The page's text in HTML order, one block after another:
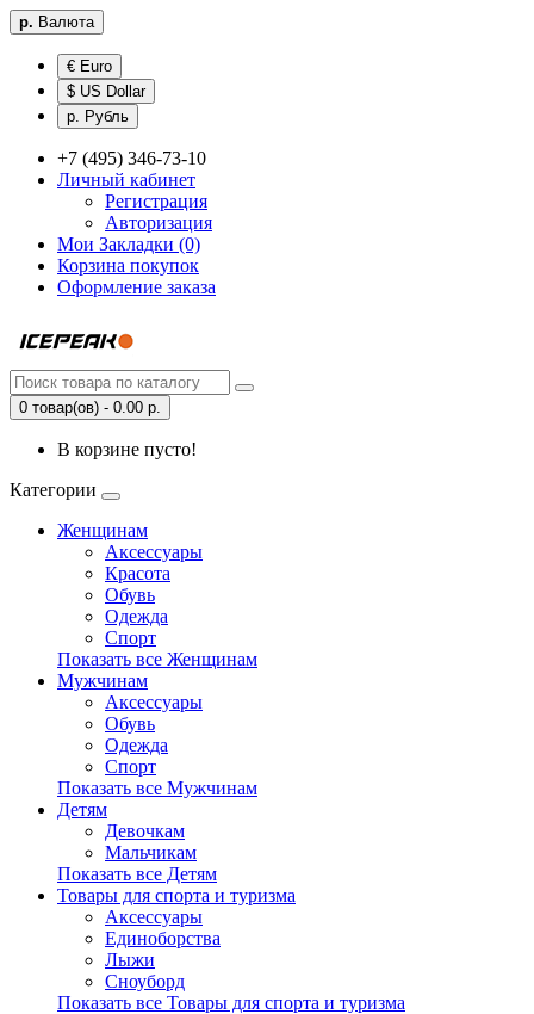
р. Валюта
€ Euro
$ US Dollar
р. Рубль
+7 (495) 346-73-10
Личный кабинет
Регистрация
Авторизация
Мои Закладки (0)
Корзина покупок
Оформление заказа
0 товар(ов) - 0.00 р.
В корзине пусто!
Категории
Женщинам
Аксессуары
Красота
Обувь
Одежда
Спорт
Показать все Женщинам
Мужчинам
Аксессуары
Обувь
Одежда
Спорт
Показать все Мужчинам
Детям
Девочкам
Мальчикам
Показать все Детям
Товары для спорта и туризма
Аксессуары
Единоборства
Лыжи
Сноуборд
Показать все Товары для спорта и туризма